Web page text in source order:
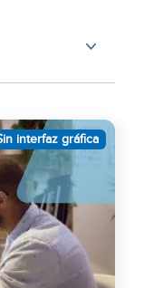
interfaz gráfica